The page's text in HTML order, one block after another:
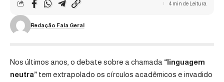
Redação Fala Geral
4 min de Leitura
Nos últimos anos, o debate sobre a chamada “linguagem
neutra” tem extrapolado os círculos acadêmicos e invadido